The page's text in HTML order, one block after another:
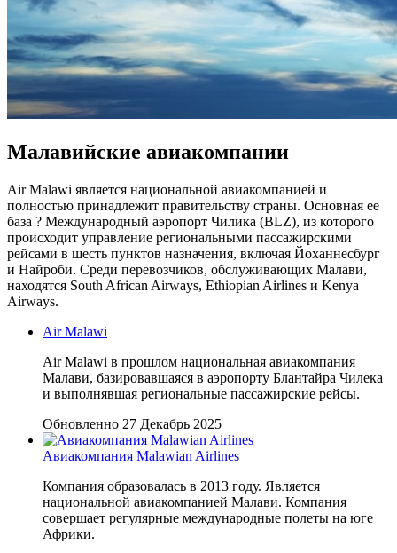
Малавийские авиакомпании
Air Malawi является национальной авиакомпанией и
полностью принадлежит правительству страны. Основная ее
база ? Международный аэропорт Чилика (BLZ), из которого
происходит управление региональными пассажирскими
рейсами в шесть пунктов назначения, включая Йоханнесбург
и Найроби. Среди перевозчиков, обслуживающих Малави,
находятся South African Airways, Ethiopian Airlines и Kenya
Airways.
Air Malawi
Air Malawi в прошлом национальная авиакомпания
Малави, базировавшаяся в аэропорту Блантайра Чилека
и выполнявшая региональные пассажирские рейсы.
Обновленно 27 Декабрь 2025
Авиакомпания Malawian Airlines
Компания образовалась в 2013 году. Является
национальной авиакомпанией Малави. Компания
совершает регулярные международные полеты на юге
Африки.